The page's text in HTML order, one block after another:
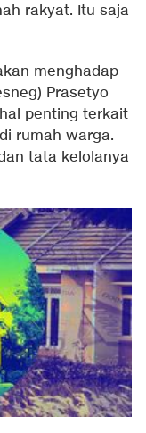
rakyat. Itu saja
menghadap
Prasetyo
penting terkait
rumah warga.
tata kelolanya